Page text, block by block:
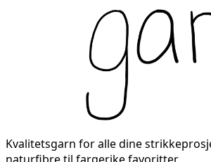
Kvalitetsgarn for alle dine